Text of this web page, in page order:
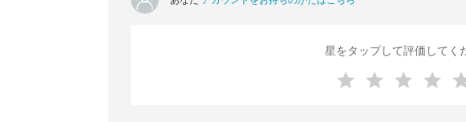
星をタップして評価してく